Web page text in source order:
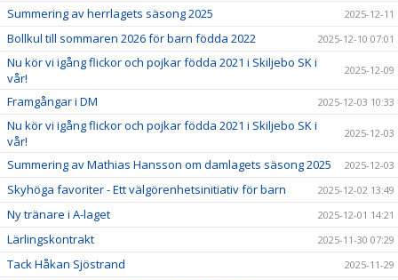
Summering av herrlagets säsong 2025 2025-12-11
Bollkul till sommaren 2026 för barn födda 2022 2025-12-10 07:01
Nu kör vi igång flickor och pojkar födda 2021 i Skiljebo SK i
vår!
2025-12-09
Framgångar i DM 2025-12-03 10:33
Nu kör vi igång flickor och pojkar födda 2021 i Skiljebo SK i
vår!
2025-12-03
Summering av Mathias Hansson om damlagets säsong 2025 2025-12-03
Skyhöga favoriter - Ett välgörenhetsinitiativ för barn 2025-12-02 13:49
Ny tränare i A-laget 2025-12-01 14:21
Lärlingskontrakt 2025-11-30 07:29
Tack Håkan Sjöstrand 2025-11-29